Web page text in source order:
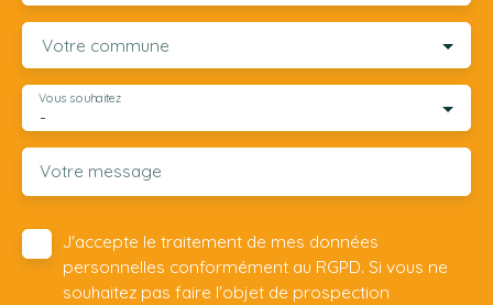
Votre commune
-
Vous souhaitez
Votre message
J'accepte le traitement de mes données
personnelles conformément au RGPD. Si vous ne
souhaitez pas faire l'objet de prospection